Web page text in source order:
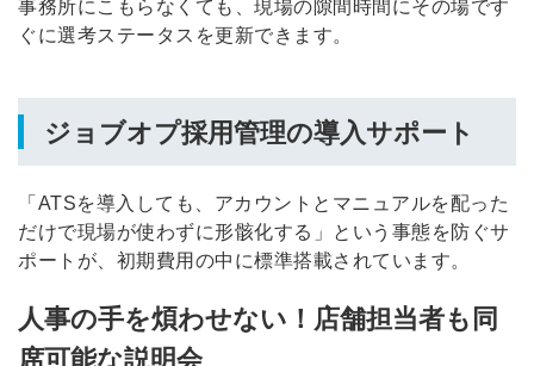
事務所にこもらなくても、現場の隙間時間にその場です
ぐに選考ステータスを更新できます。
ジョブオプ採用管理の導入サポート
「ATSを導入しても、アカウントとマニュアルを配った
だけで現場が使わずに形骸化する」という事態を防ぐサ
ポートが、初期費用の中に標準搭載されています。
人事の手を煩わせない！店舗担当者も同
席可能な説明会